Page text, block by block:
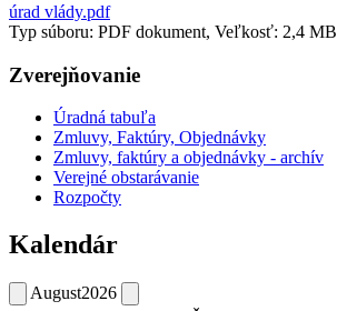
úrad vlády.pdf
Typ súboru: PDF dokument, Veľkosť: 2,4 MB
Zverejňovanie
Úradná tabuľa
Zmluvy, Faktúry, Objednávky
Zmluvy, faktúry a objednávky - archív
Verejné obstarávanie
Rozpočty
Kalendár
August2026